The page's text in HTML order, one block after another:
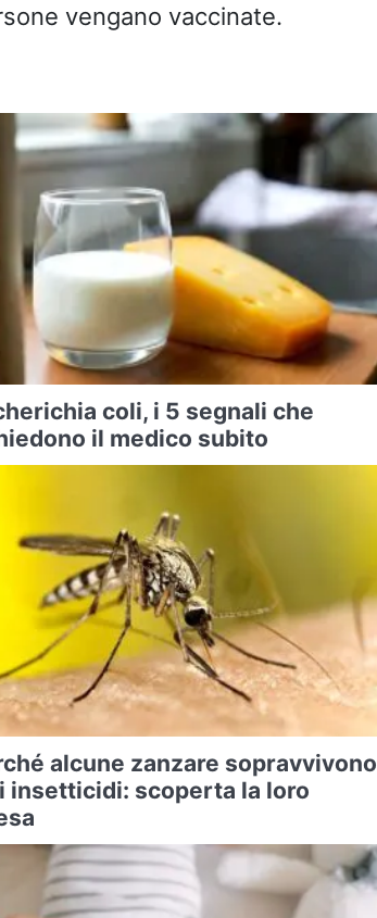
vengano vaccinate.
coli, i 5 segnali che
il medico subito
alcune zanzare sopravvivono
insetticidi: scoperta la loro